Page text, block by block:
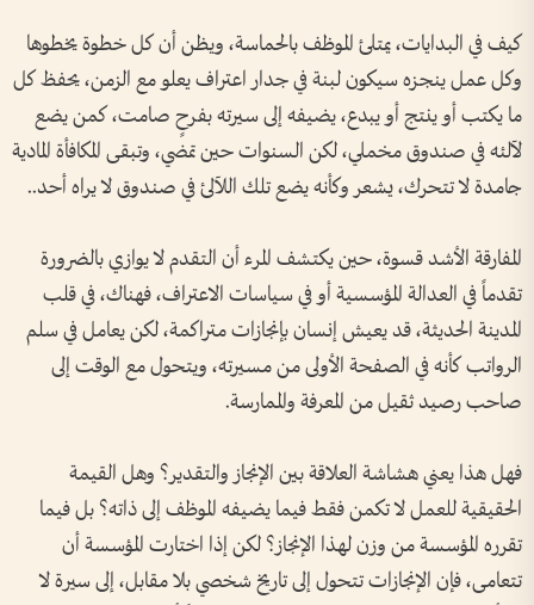
كيف في البدايات، يمتلئ الموظف بالحماسة، ويظن أن كل خطوة يخطوها
وكل عمل ينجزه سيكون لبنة في جدار اعتراف يعلو مع الزمن، يحفظ كل
ما يكتب أو ينتج أو يبدع، يضيفه إلى سيرته بفرحٍ صامت، كمن يضع
لآلئه في صندوق مخملي، لكن السنوات حين تمضي، وتبقى المكافأة المادية
جامدة لا تتحرك، يشعر وكأنه يضع تلك اللآلئ في صندوق لا يراه أحد..
المفارقة الأشد قسوة، حين يكتشف المرء أن التقدم لا يوازي بالضرورة
تقدماً في العدالة المؤسسية أو في سياسات الاعتراف، فهناك، في قلب
المدينة الحديثة، قد يعيش إنسان بإنجازات متراكمة، لكن يعامل في سلم
الرواتب كأنه في الصفحة الأولى من مسيرته، ويتحول مع الوقت إلى
صاحب رصيد ثقيل من المعرفة والممارسة.
فهل هذا يعني هشاشة العلاقة بين الإنجاز والتقدير؟ وهل القيمة
الحقيقية للعمل لا تكمن فقط فيما يضيفه الموظف إلى ذاته؟ بل فيما
تقرره المؤسسة من وزن لهذا الإنجاز؟ لكن إذا اختارت المؤسسة أن
تتعامى، فإن الإنجازات تتحول إلى تاريخ شخصي بلا مقابل، إلى سيرة لا